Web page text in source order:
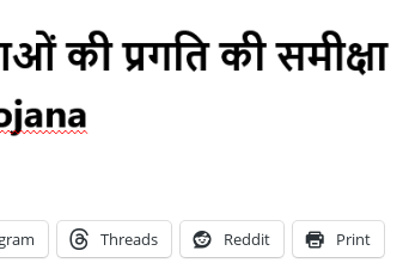
Threads Reddit Print